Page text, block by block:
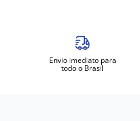
Envio imediato para
todo o Brasil